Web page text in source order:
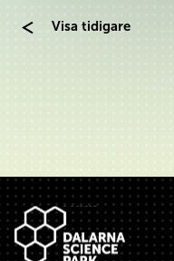
Visa tidigare
Sidfot